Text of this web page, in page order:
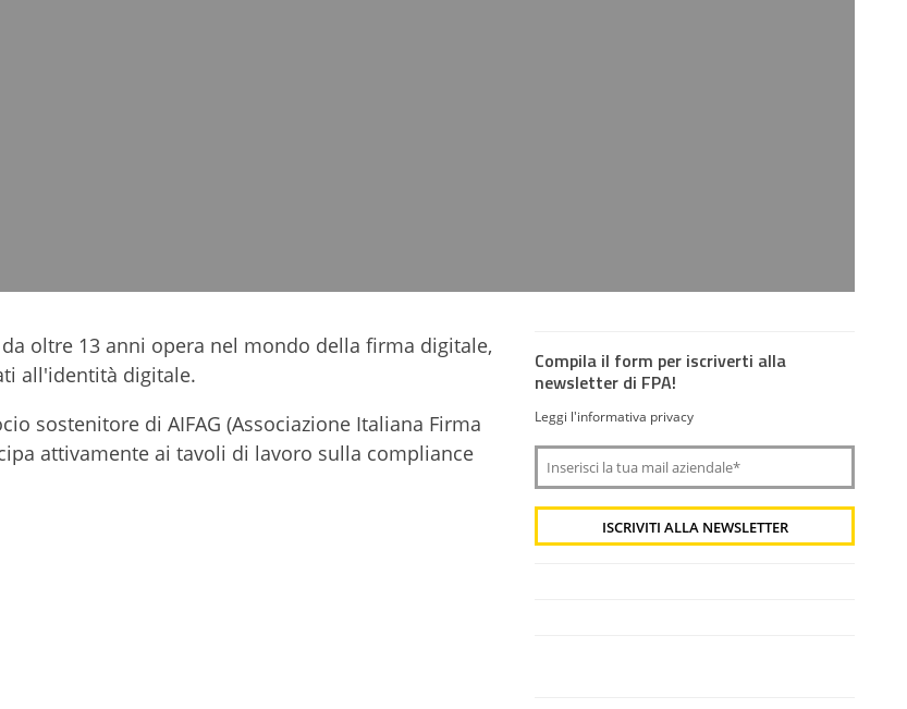
oltre 13 anni opera nel mondo della firma digitale,
all'identità digitale.
sostenitore di AIFAG (Associazione Italiana Firma
attivamente ai tavoli di lavoro sulla compliance
Compila il form per iscriverti alla
newsletter di FPA!
Leggi l'informativa privacy